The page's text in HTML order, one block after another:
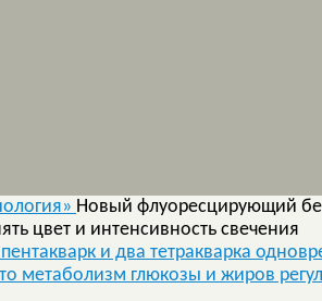
Новый флуоресцирующий
цвет и интенсивность свечения
и два тетракварка
метаболизм глюкозы и жиров